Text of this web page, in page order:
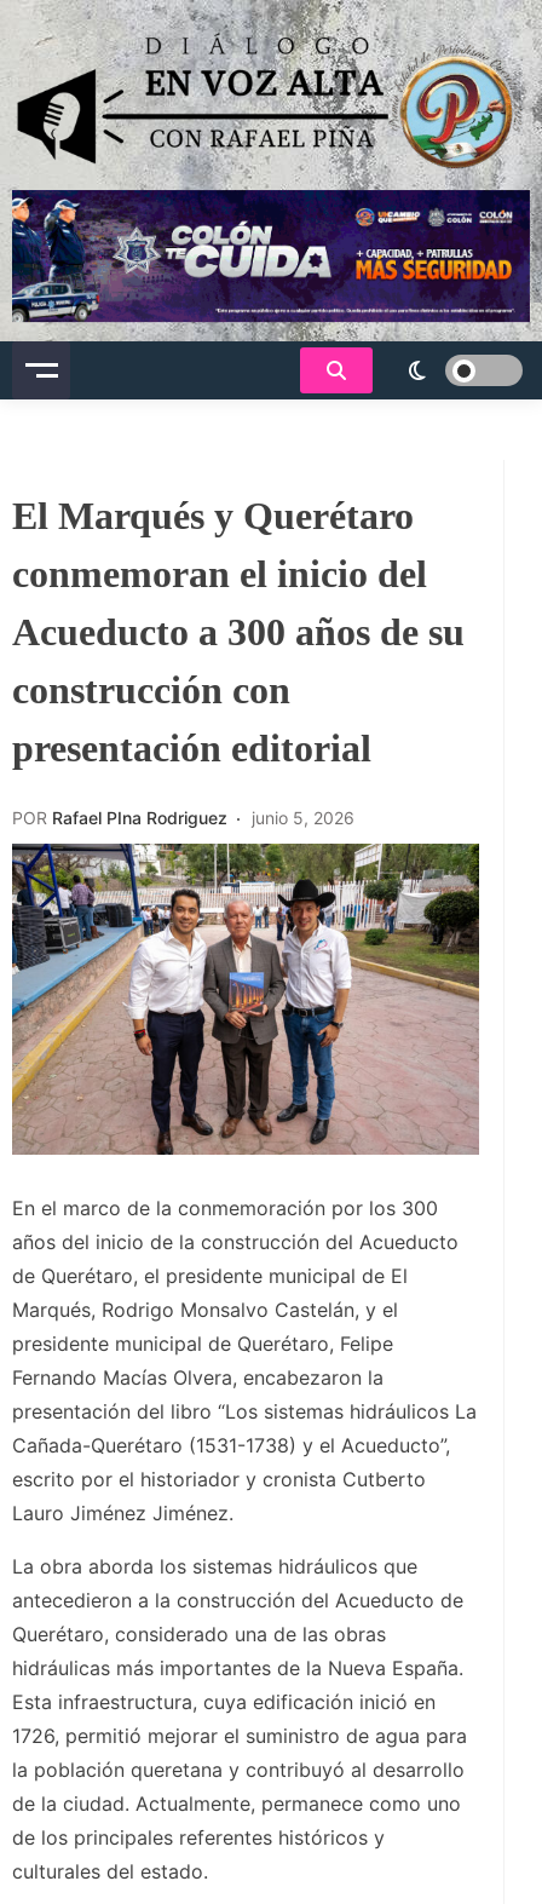
Saltar
al
contenido
Dialogo en voz alta
El Marqués y Querétaro
conmemoran el inicio del
Acueducto a 300 años de su
construcción con
presentación editorial
POR Rafael PIna Rodriguez junio 5, 2026
En el marco de la conmemoración por los 300
años del inicio de la construcción del Acueducto
de Querétaro, el presidente municipal de El
Marqués, Rodrigo Monsalvo Castelán, y el
presidente municipal de Querétaro, Felipe
Fernando Macías Olvera, encabezaron la
presentación del libro “Los sistemas hidráulicos La
Cañada-Querétaro (1531-1738) y el Acueducto”,
escrito por el historiador y cronista Cutberto
Lauro Jiménez Jiménez.
La obra aborda los sistemas hidráulicos que
antecedieron a la construcción del Acueducto de
Querétaro, considerado una de las obras
hidráulicas más importantes de la Nueva España.
Esta infraestructura, cuya edificación inició en
1726, permitió mejorar el suministro de agua para
la población queretana y contribuyó al desarrollo
de la ciudad. Actualmente, permanece como uno
de los principales referentes históricos y
culturales del estado.